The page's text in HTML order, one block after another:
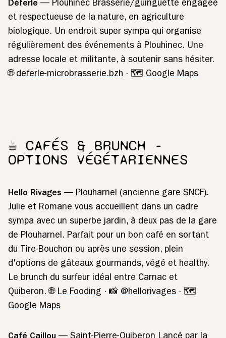
Déferle — Plouhinec Brasserie/guinguette engagée
et respectueuse de la nature, en agriculture
biologique. Un endroit super sympa qui organise
régulièrement des événements à Plouhinec. Une
adresse locale et militante, à soutenir sans hésiter.
🌐 deferle-microbrasserie.bzh · 🗺️ Google Maps
☕ CAFÉS & BRUNCH -
OPTIONS VÉGÉTARIENNES
Hello Rivages — Plouharnel (ancienne gare SNCF).
Julie et Romane vous accueillent dans un cadre
sympa avec un superbe jardin, à deux pas de la gare
de Plouharnel. Parfait pour un bon café en sortant
du Tire-Bouchon ou après une session, plein
d'options de gâteaux gourmands, végé et healthy.
Le brunch du surfeur idéal entre Carnac et
Quiberon. 🌐 Le Fooding · 📸 @hellorivages · 🗺️
Google Maps